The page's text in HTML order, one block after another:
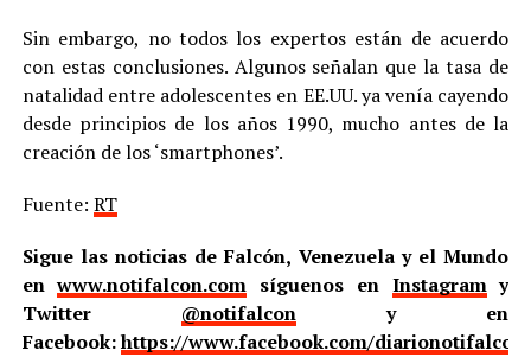
Sin embargo, no todos los expertos están de acuerdo
con estas conclusiones. Algunos señalan que la tasa de
natalidad entre adolescentes en EE.UU. ya venía cayendo
desde principios de los años 1990, mucho antes de la
creación de los ‘smartphones’.
Fuente: RT
Sigue las noticias de Falcón, Venezuela y el Mundo
enwww.notifalcon.com síguenos en Instagramy
Twitter @notifalcony en
Facebook:https://www.facebook.com/